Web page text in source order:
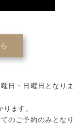
日・日曜日となりま
ます。
のご予約のみとなり